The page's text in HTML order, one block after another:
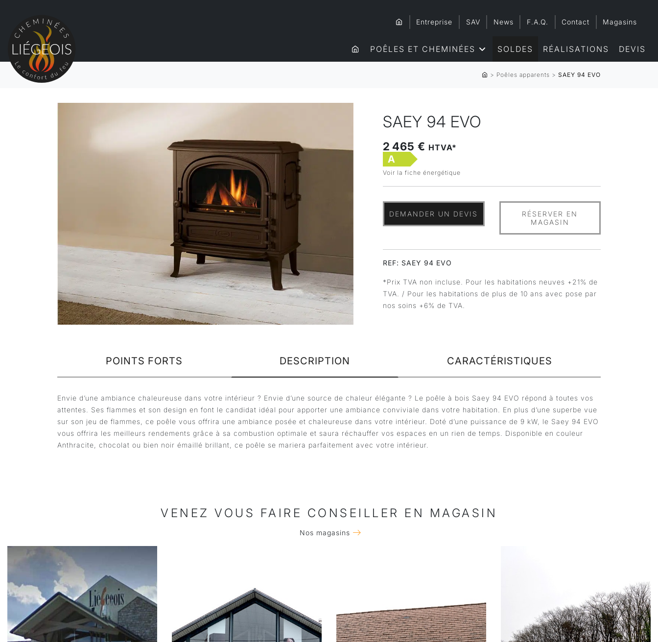
Entreprise SAV News F.A.Q. Contact Magasins
POÊLES ET CHEMINÉES SOLDES RÉALISATIONS DEVIS
> Poêles apparents > SAEY 94 EVO
SAEY 94 EVO
2 465 € HTVA*
A
Voir la fiche énergétique
DEMANDER UN DEVIS
RÉSERVER EN
MAGASIN
REF: SAEY 94 EVO
*Prix TVA non incluse. Pour les habitations neuves +21% de
TVA. / Pour les habitations de plus de 10 ans avec pose par
nos soins +6% de TVA.
POINTS FORTS DESCRIPTION CARACTÉRISTIQUES
Envie d’une ambiance chaleureuse dans votre intérieur ? Envie d’une source de chaleur élégante ? Le poêle à bois Saey 94 EVO répond à toutes vos
attentes. Ses flammes et son design en font le candidat idéal pour apporter une ambiance conviviale dans votre habitation. En plus d’une superbe vue
sur son jeu de flammes, ce poêle vous offrira une ambiance posée et chaleureuse dans votre intérieur. Doté d’une puissance de 9 kW, le Saey 94 EVO
vous offrira les meilleurs rendements grâce à sa combustion optimale et saura réchauffer vos espaces en un rien de temps. Disponible en couleur
Anthracite, chocolat ou bien noir émaillé brillant, ce poêle se mariera parfaitement avec votre intérieur.
VENEZ VOUS FAIRE CONSEILLER EN MAGASIN
Nos magasins